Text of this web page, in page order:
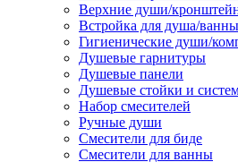
Верхние души/
Встройка для душа/
Гигиенические души/
Душевые гарнитуры
Душевые панели
Душевые стойки и
Набор смесителей
Ручные души
Смесители для биде
Смесители для ванны